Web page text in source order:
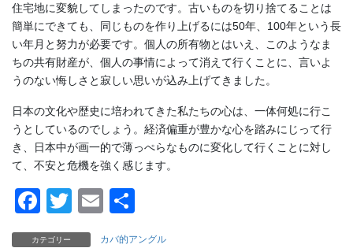
住宅地に変貌してしまったのです。古いものを切り捨てることは
簡単にできても、同じものを作り上げるには50年、100年という長
い年月と努力が必要です。個人の所有物とはいえ、このようなま
ちの共有財産が、個人の事情によって消えて行くことに、言いよ
うのない悔しさと寂しい思いが込み上げてきました。
日本の文化や歴史に培われてきた私たちの心は、一体何処に行こ
うとしているのでしょう。経済偏重が豊かな心を踏みにじって行
き、日本中が画一的で薄っぺらなものに変化して行くことに対し
て、不安と危機を強く感じます。
F
a
T
wi
E
カテゴリー カバ的アングル